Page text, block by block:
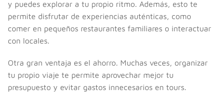
y puedes explorar a tu propio ritmo. Además, esto te
permite disfrutar de experiencias auténticas, como
comer en pequeños restaurantes familiares o interactuar
con locales.
Otra gran ventaja es el ahorro. Muchas veces, organizar
tu propio viaje te permite aprovechar mejor tu
presupuesto y evitar gastos innecesarios en tours.